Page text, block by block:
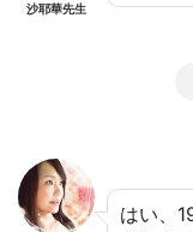
沙耶華先生
はい、